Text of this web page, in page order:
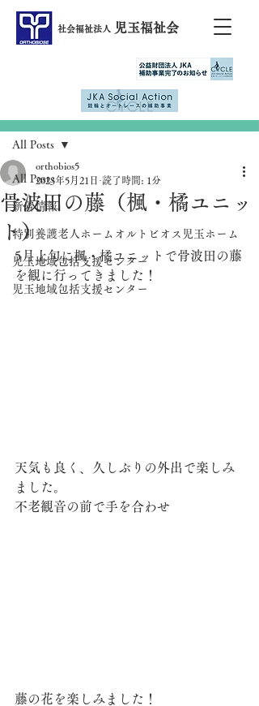
社会福祉法人 児玉福祉会
All Posts
新着情報
特別養護老人ホームオルトビオス児玉ホーム
児玉地域包括支援センター
児玉地域包括支援センター
All Posts
骨波田の藤（楓・橘ユニッ
ト）
orthobios5
2023年5月21日 読了時間: 1分
5月上旬に楓・橘ユニットで骨波田の藤
を観に行ってきました！
天気も良く、久しぶりの外出で楽しみ
ました。
不老観音の前で手を合わせ
藤の花を楽しみました！